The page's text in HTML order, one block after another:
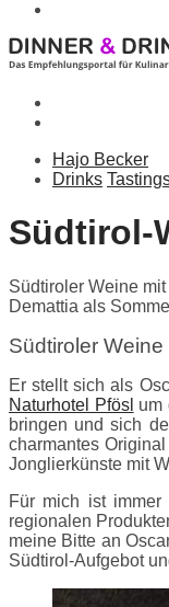
Hajo Becker
Drinks
Südtirol-
Südtiroler Weine
Demattia als
Südtiroler
Er stellt sich als
Naturhotel Pfösl um
bringen und sich
charmantes
Jonglierkünste mit
Für mich ist immer
regionalen
meine Bitte an
Südtirol-Aufgebot